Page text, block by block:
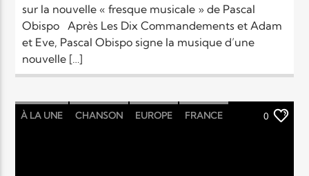
Elyon Rhema
Elyon Hits
sur la nouvelle « fresque musicale » de Pascal
Obispo Après Les Dix Commandements et Adam
et Eve, Pascal Obispo signe la musique d’une
nouvelle […]
À LA UNE CHANSON EUROPE FRANCE 0